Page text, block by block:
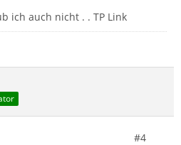
ich auch nicht . . TP Link
#4